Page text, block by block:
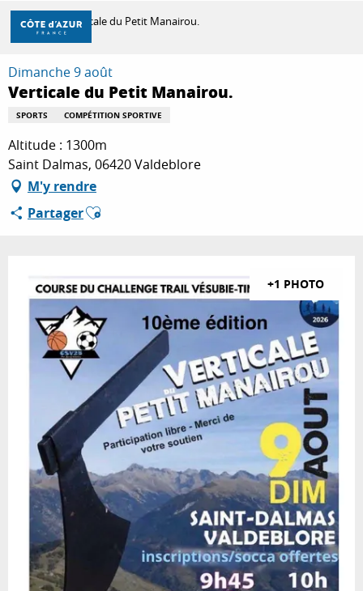
Aller
contenu
principal
DÉCOUVRIR
À FAIRE
SÉJOURNER
Accueil Verticale du Petit Manairou.
Dimanche 9 août
Verticale du Petit Manairou.
SPORTS COMPÉTITION SPORTIVE
Altitude : 1300m
Saint Dalmas, 06420 Valdeblore
M'y rendre
PartagerAjouter aux favoris
+1 PHOTO